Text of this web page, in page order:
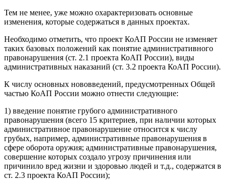
Тем не менее, уже можно охарактеризовать основные
изменения, которые содержаться в данных проектах.
Необходимо отметить, что проект КоАП России не изменяет
таких базовых положений как понятие административного
правонарушения (ст. 2.1 проекта КоАП России), виды
административных наказаний (ст. 3.2 проекта КоАП России).
К числу основных нововведений, предусмотренных Общей
частью КоАП России можно отнести следующие:
1) введение понятие грубого административного
правонарушения (всего 15 критериев, при наличии которых
административное правонарушение относится к числу
грубых, например, административные правонарушения в
сфере оборота оружия; административные правонарушения,
совершение которых создало угрозу причинения или
причинило вред жизни и здоровью людей и т.д., содержатся в
ст. 2.3 проекта КоАП России);